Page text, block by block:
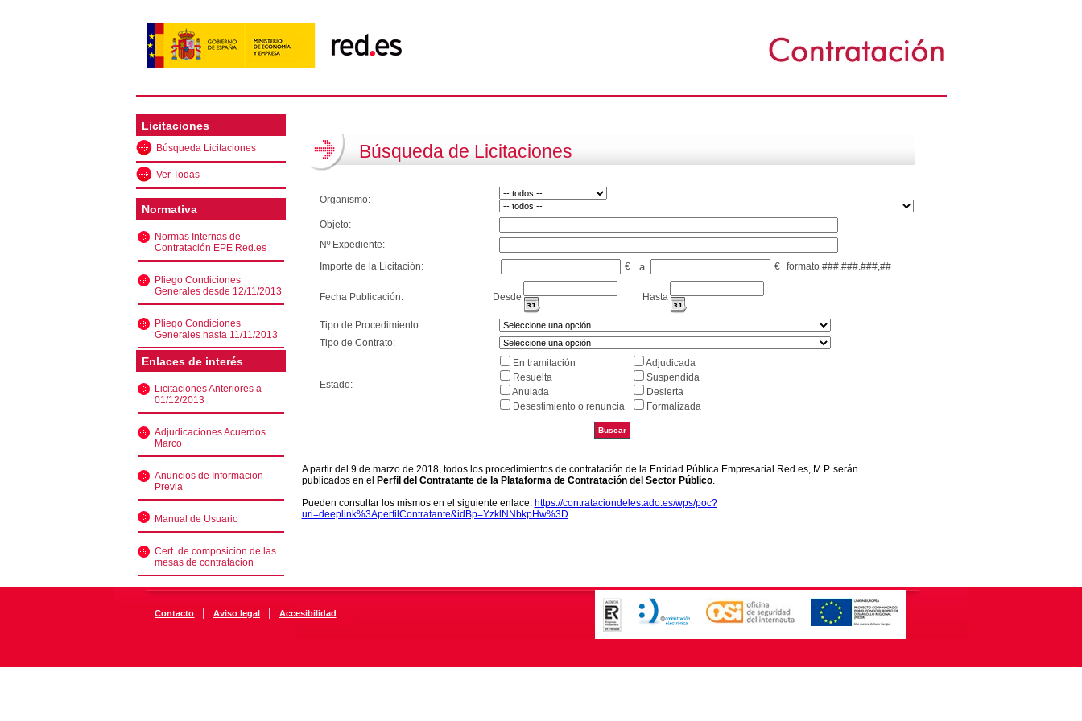
Licitaciones
Búsqueda Licitaciones
Ver Todas
Normativa
Normas Internas de
Contratación EPE Red.es
Pliego Condiciones
Generales desde 12/11/2013
Pliego Condiciones
Generales hasta 11/11/2013
Enlaces de interés
Licitaciones Anteriores a
01/12/2013
Adjudicaciones Acuerdos
Marco
Anuncios de Informacion
Previa
Manual de Usuario
Cert. de composicion de las
mesas de contratacion
Búsqueda de Licitaciones
Organismo:
Objeto:
Nº Expediente:
Importe de la Licitación:
€ a € formato ###.###.###,##
Fecha Publicación: Desde Hasta
Tipo de Procedimiento:
Tipo de Contrato:
Estado:
En tramitación
Adjudicada
Resuelta
Suspendida
Anulada
Desierta
Desestimiento o renuncia
Formalizada
A partir del 9 de marzo de 2018, todos los procedimientos de contratación de la Entidad Pública Empresarial Red.es, M.P. serán
publicados en el
Perfil del Contratante de la Plataforma de Contratación del Sector Público.
Pueden consultar los mismos en el siguiente enlace: https://contrataciondelestado.es/wps/poc?
uri=deeplink%3AperfilContratante&idBp=YzklNNbkpHw%3D
Contacto | Aviso legal | Accesibilidad